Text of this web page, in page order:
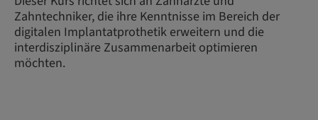
Zahntechniker, die ihre Kenntnisse im Bereich der
digitalen Implantatprothetik erweitern und die
interdisziplinäre Zusammenarbeit optimieren
möchten.